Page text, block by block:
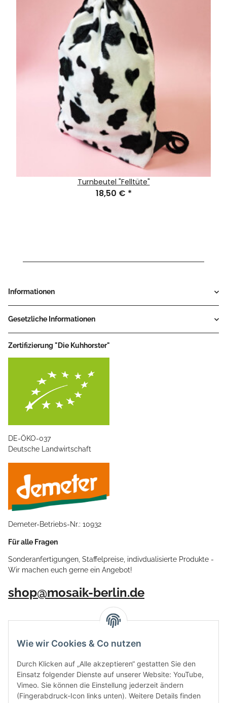
Wie wir Cookies & Co nutzen
Durch Klicken auf „Alle akzeptieren“ gestatten Sie den
Einsatz folgender Dienste auf unserer Website: YouTube,
Vimeo. Sie können die Einstellung jederzeit ändern
(Fingerabdruck-Icon links unten). Weitere Details finden
Turnbeutel "Felltüte"
18,50 € *
Informationen
Gesetzliche Informationen
Zertifizierung "Die Kuhhorster"
DE-ÖKO-037
Deutsche Landwirtschaft
Demeter-Betriebs-Nr.: 10932
Für alle Fragen
Sonderanfertigungen, Staffelpreise, indivdualisierte Produkte -
Wir machen euch gerne ein Angebot!
shop@mosaik-berlin.de